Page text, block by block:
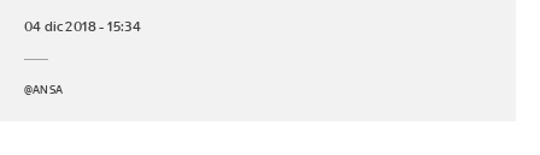
04 dic 2018 - 15:34
@ANSA